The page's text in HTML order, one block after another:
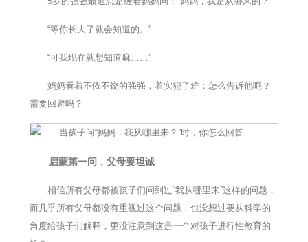
“等你长大了就会知道的。”
“可我现在就想知道嘛……”
妈妈看着不依不饶的强强，着实犯了难：怎么告诉他呢？
需要回避吗？
启蒙第一问，父母要坦诚
相信所有父母都被孩子们问到过“我从哪里来”这样的问题，
而几乎所有父母都没有重视过这个问题，也没想过要从科学的
角度给孩子们解释，更没注意到这是一个对孩子进行性教育的